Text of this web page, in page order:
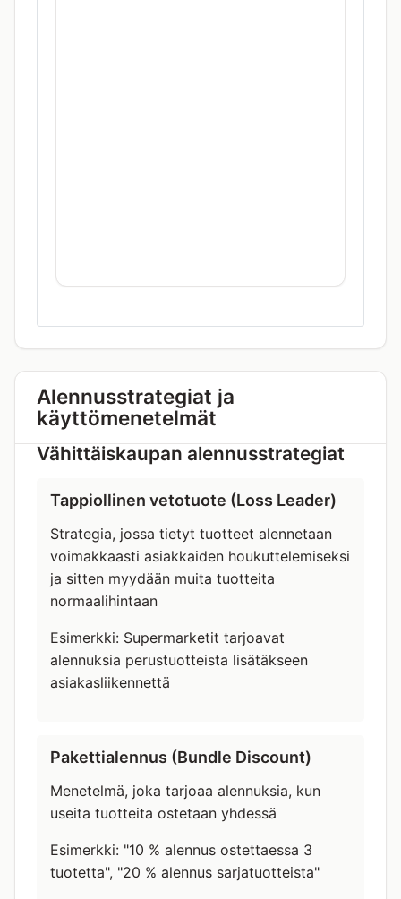
Alennusstrategiat ja
käyttömenetelmät
Vähittäiskaupan alennusstrategiat
Tappiollinen vetotuote (Loss Leader)
Strategia, jossa tietyt tuotteet alennetaan
voimakkaasti asiakkaiden houkuttelemiseksi
ja sitten myydään muita tuotteita
normaalihintaan
Esimerkki: Supermarketit tarjoavat
alennuksia perustuotteista lisätäkseen
asiakasliikennettä
Pakettialennus (Bundle Discount)
Menetelmä, joka tarjoaa alennuksia, kun
useita tuotteita ostetaan yhdessä
Esimerkki: "10 % alennus ostettaessa 3
tuotetta", "20 % alennus sarjatuotteista"